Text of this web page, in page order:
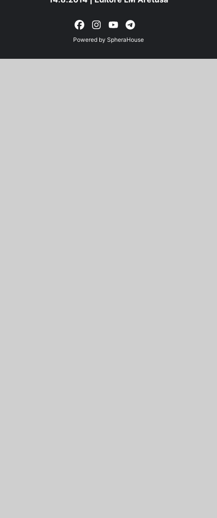
Powered by SpheraHouse